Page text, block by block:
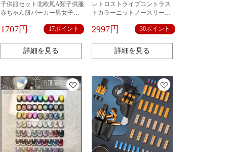
子供服セット北欧風A類子供服
赤ちゃん服パーカー男女子供
現物
1707円 17ポイント
詳細を見る
レトロストライプコントラス
トカラーニットノースリーブ
レディース夏新作スリムVネッ
2997円 30ポイント
詳細を見る